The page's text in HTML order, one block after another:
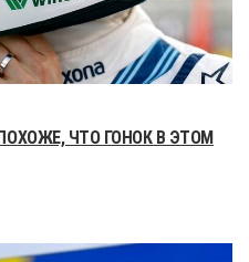
ЧТО ГОНОК В ЭТОМ